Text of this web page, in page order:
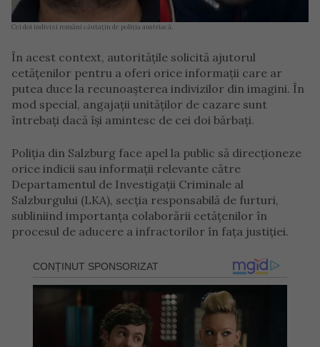
Cei doi indivizi români căutațin de poliția austriacă.
În acest context, autoritățile solicită ajutorul
cetățenilor pentru a oferi orice informații care ar
putea duce la recunoașterea indivizilor din imagini. În
mod special, angajații unităților de cazare sunt
întrebați dacă își amintesc de cei doi bărbați.
Poliția din Salzburg face apel la public să direcționeze
orice indicii sau informații relevante către
Departamentul de Investigații Criminale al
Salzburgului (LKA), secția responsabilă de furturi,
subliniind importanța colaborării cetățenilor în
procesul de aducere a infractorilor în fața justiției.